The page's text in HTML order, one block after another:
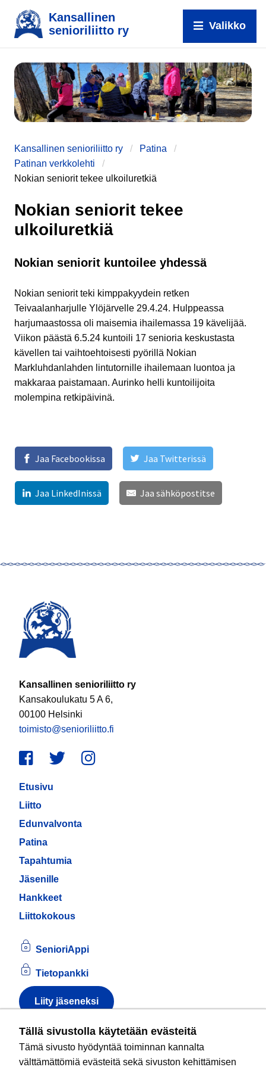
Tällä sivustolla käytetään evästeitä
Tämä sivusto hyödyntää toiminnan kannalta
välttämättömiä evästeitä sekä sivuston kehittämisen
Kansallinen
senioriliitto ry
Valikko
Kansallinen senioriliitto ry
Patina
Patinan verkkolehti
Nokian seniorit tekee ulkoiluretkiä
Nokian seniorit tekee
ulkoiluretkiä
Nokian seniorit kuntoilee yhdessä
Nokian seniorit teki kimppakyydein retken
Teivaalanharjulle Ylöjärvelle 29.4.24. Hulppeassa
harjumaastossa oli maisemia ihailemassa 19 kävelijää.
Viikon päästä 6.5.24 kuntoili 17 senioria keskustasta
kävellen tai vaihtoehtoisesti pyörillä Nokian
Markluhdanlahden lintutornille ihailemaan luontoa ja
makkaraa paistamaan. Aurinko helli kuntoilijoita
molempina retkipäivinä.
Jaa Facebookissa Jaa Twitterissä
Jaa LinkedInissä Jaa sähköpostitse
Kansallinen senioriliitto ry
Kansakoulukatu 5 A 6,
00100 Helsinki
toimisto@senioriliitto.fi
Facebook
TwitterInstagram
Etusivu
Liitto
Edunvalvonta
Patina
Tapahtumia
Jäsenille
Hankkeet
Liittokokous
SenioriAppi
Tietopankki
Liity jäseneksi
Tietoa evästeistä
Kansallinen senioriliitto ryon valtakunnallinen